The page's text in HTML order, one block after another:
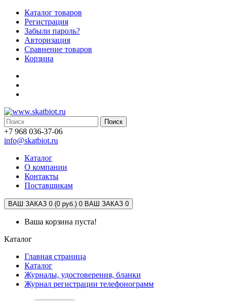
Каталог товаров
Регистрация
Забыли пароль?
Авторизация
Сравнение товаров
Корзина
Поиск
+7 968 036-37-06
info@skatbiot.ru
Каталог
О компании
Контакты
Поставщикам
ВАШ ЗАКАЗ 0 (0 руб.) 0 ВАШ ЗАКАЗ 0
Ваша корзина пуста!
Каталог
Главная страница
Каталог
Журналы, удостоверения, бланки
Журнал регистрации телефонограмм